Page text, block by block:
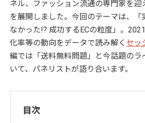
ネル、ファッション流通の専門家を迎
を展開しました。今回のテーマは、「
なかった!? 成功するECの粒度」。
化率等の動向をデータで読み解く セッ
編では「送料無料問題」と今話題のラ
いて、パネリストが語り合います。
目次